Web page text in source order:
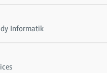
Informatik